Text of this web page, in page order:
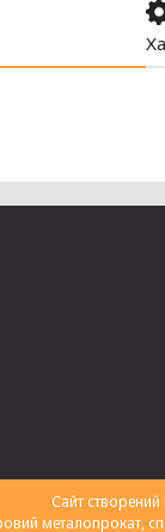
Сайт створений